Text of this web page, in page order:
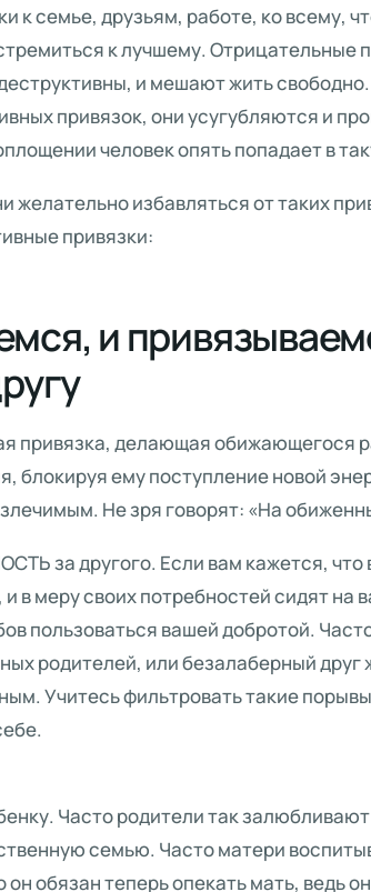
к семье, друзьям, работе, ко всему,
к лучшему. Отрицательные
и мешают жить
привязок, они усугубляются и
человек опять попадает в
желательно избавляться от таких
привязки:
и
привязка, делающая обижающегося
блокируя ему поступление новой
Не зря говорят: «На
за другого. Если вам кажется, что
в меру своих потребностей сидят на
пользоваться вашей добротой.
родителей, или безалаберный
Учитесь фильтровать такие
Часто родители так залюбливают
семью. Часто матери
он обязан теперь опекать мать, ведь